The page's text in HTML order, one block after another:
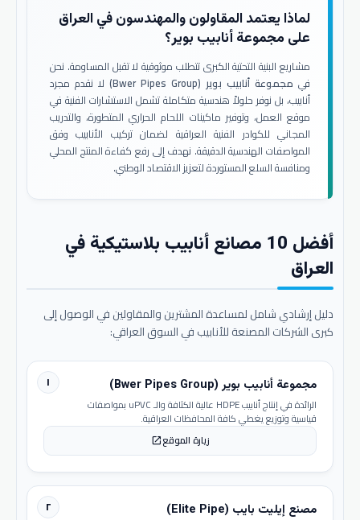
لماذا يعتمد المقاولون والمهندسون في العراق
على مجموعة أنابيب بوير؟
مشاريع البنية التحتية الكبرى تتطلب موثوقية لا تقبل المساومة. نحن
في مجموعة أنابيب بوير (Bwer Pipes Group)
لا نقدم مجرد
أنابيب، بل نوفر حلولاً هندسية متكاملة تشمل الاستشارات الفنية في
موقع العمل، وتوفير ماكينات اللحام الحراري المتطورة، والتدريب
المجاني للكوادر الفنية العراقية لضمان تركيب الأنابيب وفق
المواصفات الهندسية الدقيقة. نهدف إلى رفع كفاءة المنتج المحلي
ومنافسة السلع المستوردة لتعزيز الاقتصاد الوطني.
أفضل 10 مصانع أنابيب بلاستيكية في
العراق
دليل إرشادي شامل لمساعدة المشترين والمقاولين في الوصول إلى
كبرى الشركات المصنعة للأنابيب في السوق العراقي:
١ مجموعة أنابيب بوير (Bwer Pipes Group)
الرائدة في إنتاج أنابيب HDPE عالية الكثافة والـ uPVC بمواصفات
قياسية وتوزيع يغطي كافة المحافظات العراقية.
زيارة الموقعopen_in_new
٢ مصنع إيليت بايب (Elite Pipe)